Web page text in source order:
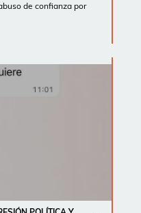
de confianza por